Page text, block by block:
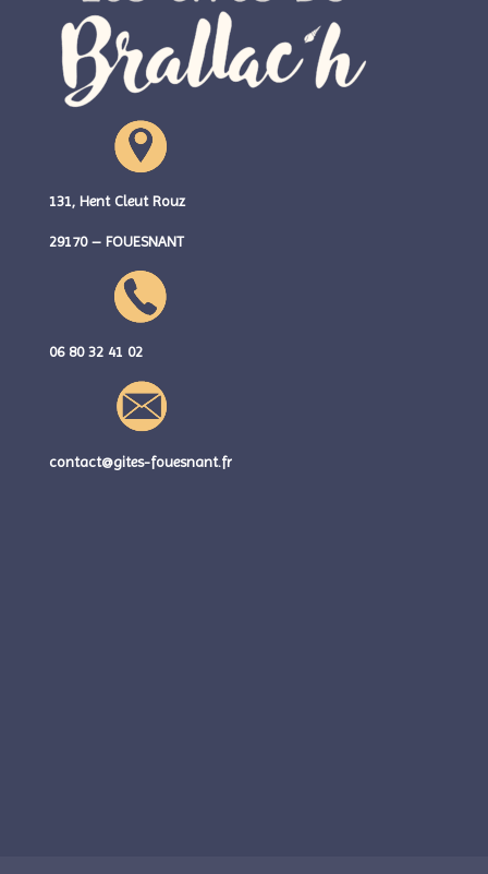
131, Hent Cleut Rouz
29170 – FOUESNANT
06 80 32 41 02
contact@gites-fouesnant.fr